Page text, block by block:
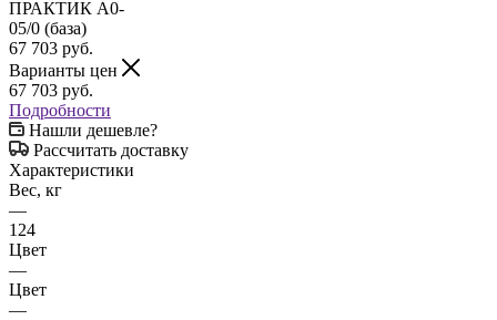
67 703 руб.
Варианты цен
67 703 руб.
Подробности
Нашли дешевле?
Рассчитать доставку
Характеристики
Вес, кг
—
124
Цвет
—
Цвет
—